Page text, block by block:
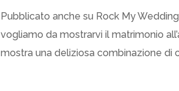
Pubblicato anche su Rock My
vogliamo da mostrarvi il matrimonio
mostra una deliziosa combinazione di